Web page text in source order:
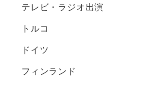
テレビ・ラジオ出演
トルコ
ドイツ
フィンランド